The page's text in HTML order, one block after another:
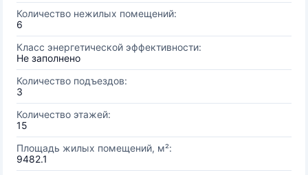
Количество нежилых помещений:
6
Класс энергетической эффективности:
Не заполнено
Количество подъездов:
3
Количество этажей:
15
Площадь жилых помещений, м²:
9482.1